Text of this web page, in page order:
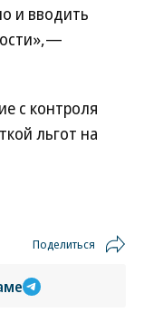
и вводить
с контроля
льгот на
Поделиться